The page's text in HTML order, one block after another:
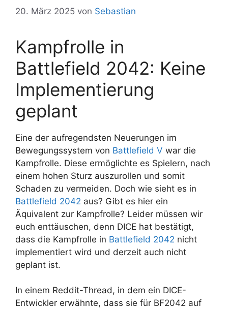
20. März 2025 von Sebastian
Kampfrolle in
Battlefield 2042: Keine
Implementierung
geplant
Eine der aufregendsten Neuerungen im
Bewegungssystem von Battlefield V war die
Kampfrolle. Diese ermöglichte es Spielern, nach
einem hohen Sturz auszurollen und somit
Schaden zu vermeiden. Doch wie sieht es in
Battlefield 2042 aus? Gibt es hier ein
Äquivalent zur Kampfrolle? Leider müssen wir
euch enttäuschen, denn DICE hat bestätigt,
dass die Kampfrolle in Battlefield 2042 nicht
implementiert wird und derzeit auch nicht
geplant ist.
In einem Reddit-Thread, in dem ein DICE-
Entwickler erwähnte, dass sie für BF2042 auf